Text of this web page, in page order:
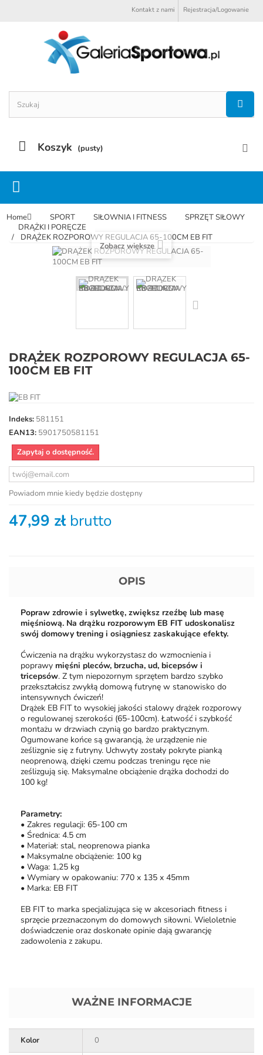
Rejestracja/Logowanie
Kontakt z nami
Koszyk (pusty)
Home SPORT SIŁOWNIA I FITNESS
SPRZĘT SIŁOWY
DRĄŻKI I PORĘCZE
DRĄŻEK ROZPOROWY REGULACJA 65-100CM EB FIT
Zobacz większe
DRĄŻEK ROZPOROWY REGULACJA 65-
100CM EB FIT
Indeks: 581151
EAN13: 5901750581151
Zapytaj o dostępność.
Powiadom mnie kiedy będzie dostępny
47,99 złbrutto
OPIS
Popraw zdrowie i sylwetkę, zwiększ rzeźbę lub masę
mięśniową. Na drążku rozporowym EB FIT udoskonalisz
swój domowy trening i osiągniesz zaskakujące efekty.
Ćwiczenia na drążku wykorzystasz do wzmocnienia i
poprawy mięśni pleców, brzucha, ud, bicepsów i
tricepsów. Z tym niepozornym sprzętem bardzo szybko
przekształcisz zwykłą domową futrynę w stanowisko do
intensywnych ćwiczeń!
Drążek EB FIT to wysokiej jakości stalowy drążek rozporowy
o regulowanej szerokości (65-100cm). Łatwość i szybkość
montażu w drzwiach czynią go bardzo praktycznym.
Ogumowane końce są gwarancją, że urządzenie nie
ześlizgnie się z futryny. Uchwyty zostały pokryte pianką
neoprenową, dzięki czemu podczas treningu ręce nie
ześlizgują się. Maksymalne obciążenie drążka dochodzi do
100 kg!
Parametry:
• Zakres regulacji: 65-100 cm
• Średnica: 4.5 cm
• Materiał: stal, neoprenowa pianka
• Maksymalne obciążenie: 100 kg
• Waga: 1,25 kg
• Wymiary w opakowaniu: 770 x 135 x 45mm
• Marka: EB FIT
EB FIT to marka specjalizująca się w akcesoriach fitness i
sprzęcie przeznaczonym do domowych siłowni. Wieloletnie
doświadczenie oraz doskonałe opinie dają gwarancję
zadowolenia z zakupu.
WAŻNE INFORMACJE
Kolor 0